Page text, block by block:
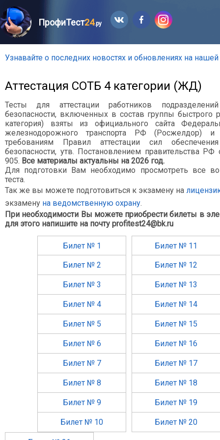
ПрофиТест24.ру
Узнавайте о последних новостях и обновлениях на нашей
Аттестация СОТБ 4 категории (ЖД)
Тесты для аттестации работников подразделений
безопасности, включенных в состав группы быстрого
категория) взяты из официального сайта
железнодорожного транспорта РФ (Росжелдор) и
требованиям Правил аттестации сил обеспечения
безопасности, утв. Постановлением правительства РФ
905. Все материалы актуальны на 2026 год.
Для подготовки Вам необходимо просмотреть все
теста.
Так же вы можете подготовиться к экзамену на
экзамену на ведомственную охрану.
При необходимости Вы можете приобрести билеты в
для этого напишите на почту profitest24@bk.ru
Билет № 1
Билет № 2
Билет № 3
Билет № 4
Билет № 5
Билет № 6
Билет № 7
Билет № 8
Билет № 9
Билет № 10
Билет № 11
Билет № 12
Билет № 13
Билет № 14
Билет № 15
Билет № 16
Билет № 17
Билет № 18
Билет № 19
Билет № 20